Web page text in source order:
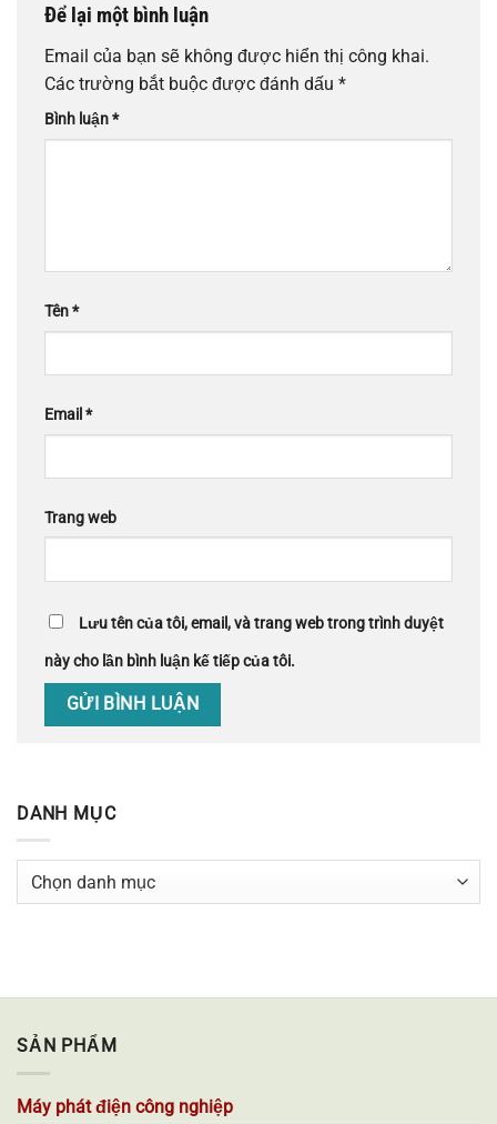
Để lại một bình luận
Email của bạn sẽ không được hiển thị công khai.
Các trường bắt buộc được đánh dấu *
Bình luận*
Tên*
Email *
Trang web
Lưu tên của tôi, email, và trang web trong trình duyệt
này cho lần bình luận kế tiếp của tôi.
DANH MỤC
Danh
SẢN PHẨM
Máy phát điện công nghiệp